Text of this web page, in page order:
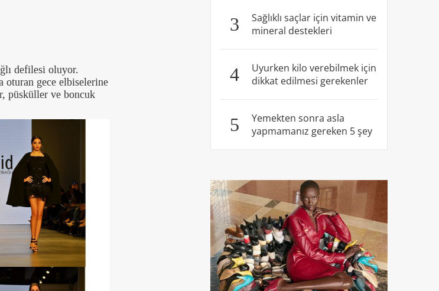
defilesi oluyor.
oturan gece elbiselerine
püsküller ve boncuk
3
Sağlıklı saçlar için vitamin ve
mineral destekleri
4
Uyurken kilo verebilmek için
dikkat edilmesi gerekenler
5
Yemekten sonra asla
yapmamanız gereken 5 şey